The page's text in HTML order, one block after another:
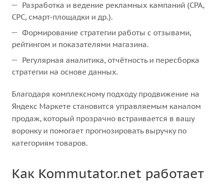
Разработка и ведение рекламных кампаний (CPA,
CPC, смарт-площадки и др.).
Формирование стратегии работы с отзывами,
рейтингом и показателями магазина.
Регулярная аналитика, отчётность и пересборка
стратегии на основе данных.
Благодаря комплексному подходу продвижение на
Яндекс Маркете становится управляемым каналом
продаж, который прозрачно встраивается в вашу
воронку и помогает прогнозировать выручку по
категориям товаров.
Как Kommutator.net работает